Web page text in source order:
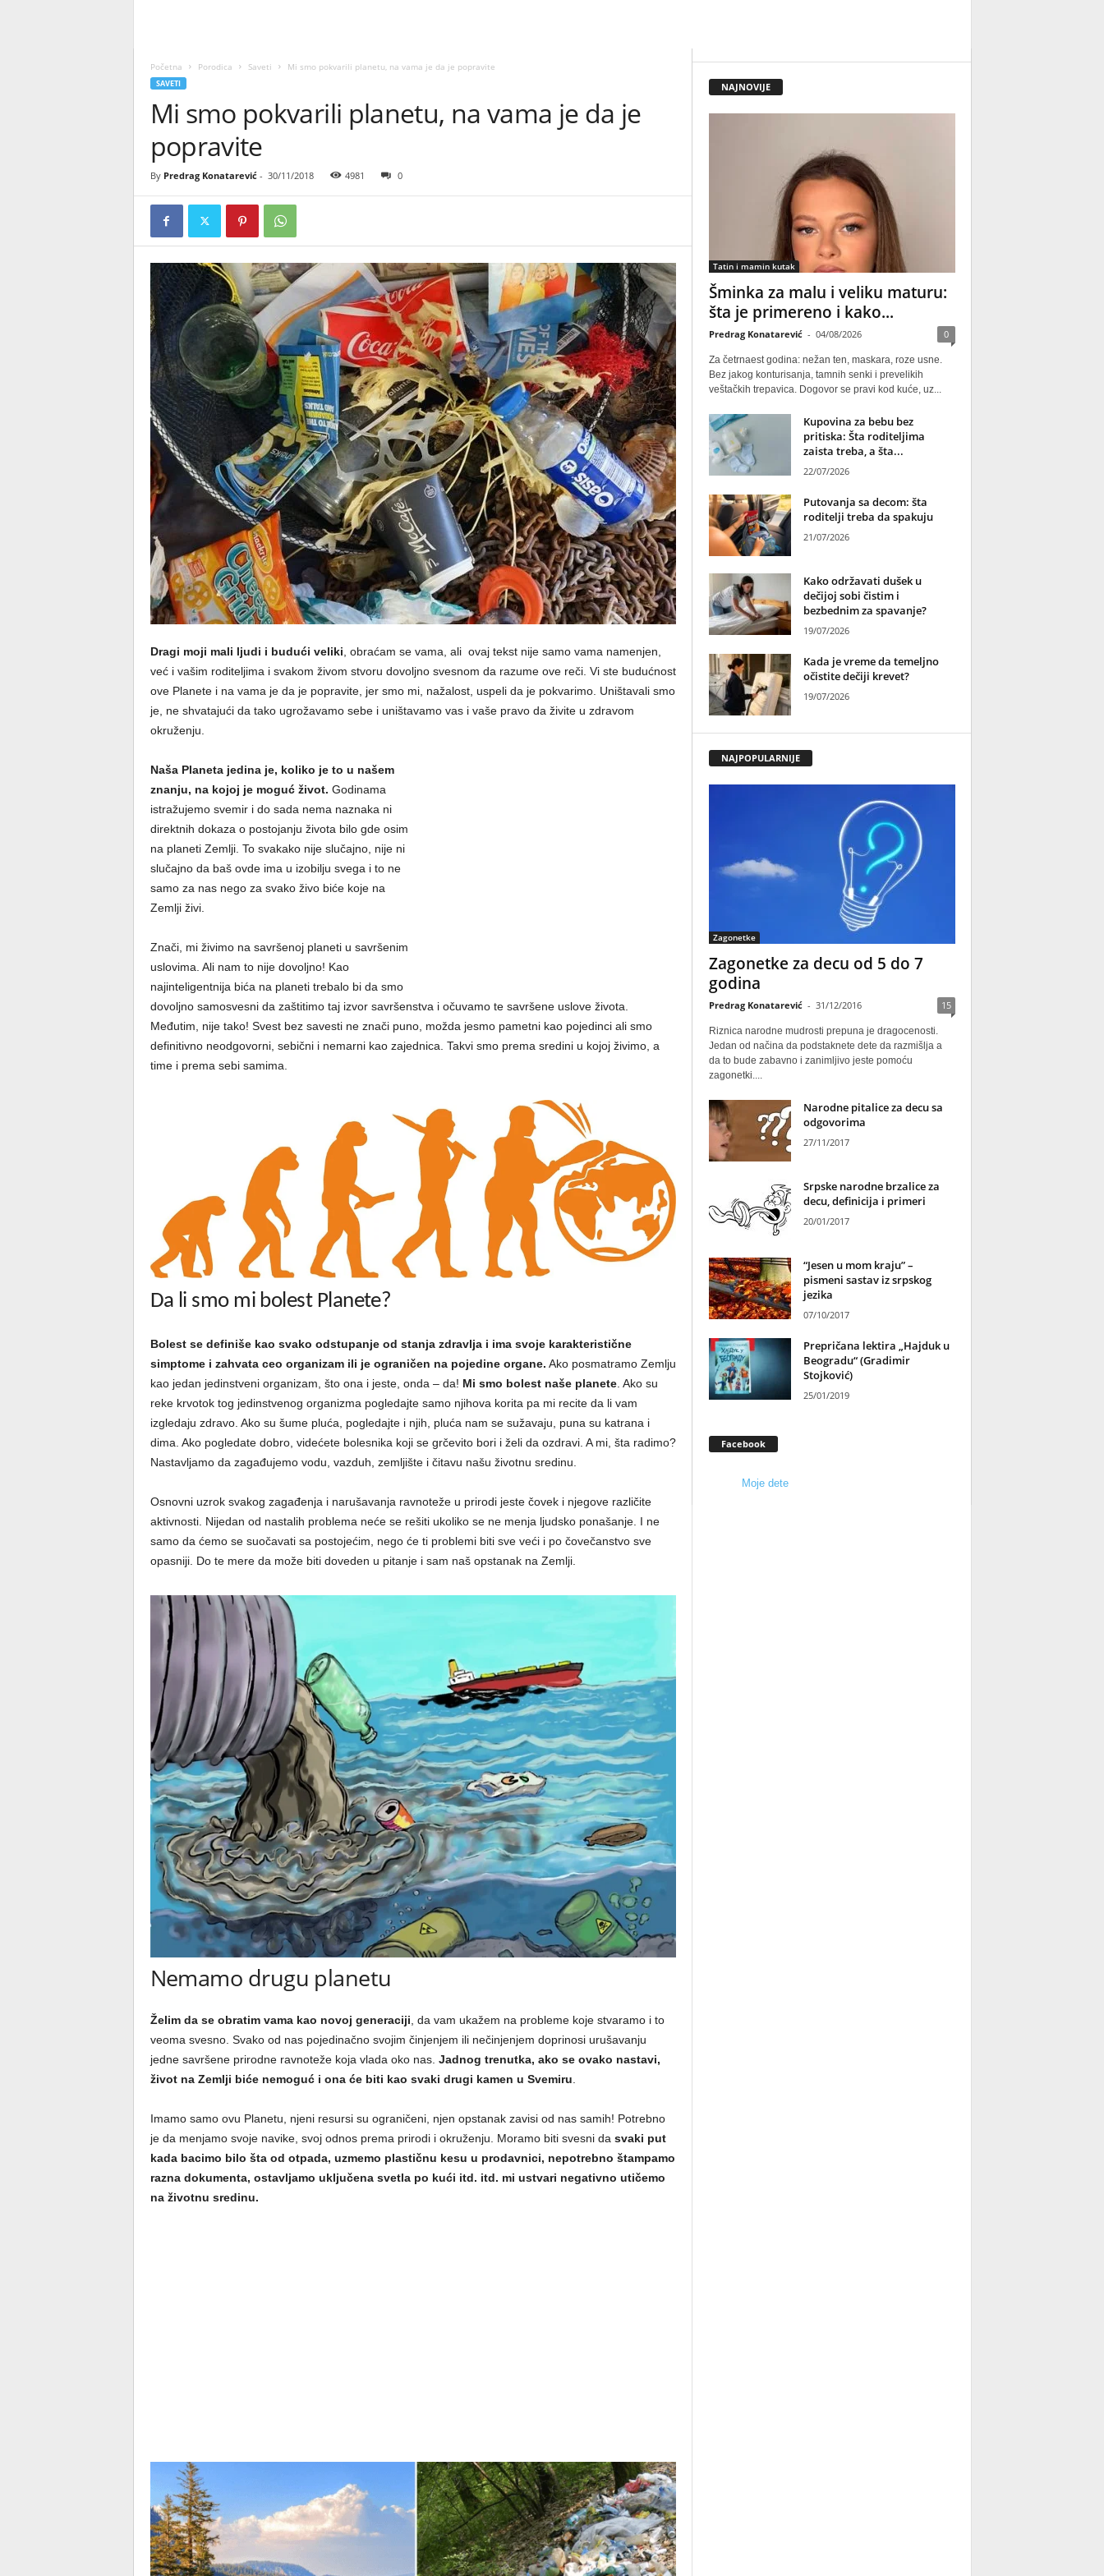
Početna Porodica Saveti Mi smo pokvarili planetu, na vama je da je popravite
SAVETI
Mi smo pokvarili planetu, na vama je da je
popravite
By Predrag Konatarević- 30/11/2018 4981 0
Dragi moji mali ljudi i budući veliki , obraćam se vama, ali ovaj tekst nije samo vama namenjen,
već i vašim roditeljima i svakom živom stvoru dovoljno svesnom da razume ove reči. Vi ste budućnost
ove Planete i na vama je da je popravite, jer smo mi, nažalost, uspeli da je pokvarimo. Uništavali smo
je, ne shvatajući da tako ugrožavamo sebe i uništavamo vas i vaše pravo da živite u zdravom
okruženju.
Naša Planeta jedina je, koliko je to u našem
znanju, na kojoj je moguć život. Godinama
istražujemo svemir i do sada nema naznaka ni
direktnih dokaza o postojanju života bilo gde osim
na planeti Zemlji. To svakako nije slučajno, nije ni
slučajno da baš ovde ima u izobilju svega i to ne
samo za nas nego za svako živo biće koje na
Zemlji živi.
Znači, mi živimo na savršenoj planeti u savršenim
uslovima. Ali nam to nije dovoljno! Kao
najinteligentnija bića na planeti trebalo bi da smo
dovoljno samosvesni da zaštitimo taj izvor savršenstva i očuvamo te savršene uslove života.
Međutim, nije tako! Svest bez savesti ne znači puno, možda jesmo pametni kao pojedinci ali smo
definitivno neodgovorni, sebični i nemarni kao zajednica. Takvi smo prema sredini u kojoj živimo, a
time i prema sebi samima.
Da li smo mi bolest Planete?
Bolest se definiše kao svako odstupanje od stanja zdravlja i ima svoje karakteristične
simptome i zahvata ceo organizam ili je ograničen na pojedine organe. Ako posmatramo Zemlju
kao jedan jedinstveni organizam, što ona i jeste, onda – da! Mi smo bolest naše planete. Ako su
reke krvotok tog jedinstvenog organizma pogledajte samo njihova korita pa mi recite da li vam
izgledaju zdravo. Ako su šume pluća, pogledajte i njih, pluća nam se sužavaju, puna su katrana i
dima. Ako pogledate dobro, videćete bolesnika koji se grčevito bori i želi da ozdravi. A mi, šta radimo?
Nastavljamo da zagađujemo vodu, vazduh, zemljište i čitavu našu životnu sredinu.
Osnovni uzrok svakog zagađenja i narušavanja ravnoteže u prirodi jeste čovek i njegove različite
aktivnosti. Nijedan od nastalih problema neće se rešiti ukoliko se ne menja ljudsko ponašanje. I ne
samo da ćemo se suočavati sa postojećim, nego će ti problemi biti sve veći i po čovečanstvo sve
opasniji. Do te mere da može biti doveden u pitanje i sam naš opstanak na Zemlji.
Nemamo drugu planetu
Želim da se obratim vama kao novoj generaciji , da vam ukažem na probleme koje stvaramo i to
veoma svesno. Svako od nas pojedinačno svojim činjenjem ili nečinjenjem doprinosi urušavanju
jedne savršene prirodne ravnoteže koja vlada oko nas. Jadnog trenutka, ako se ovako nastavi,
život na Zemlji biće nemoguć i ona će biti kao svaki drugi kamen u Svemiru
Imamo samo ovu Planetu, njeni resursi su ograničeni, njen opstanak zavisi od nas samih! Potrebno
je da menjamo svoje navike, svoj odnos prema prirodi i okruženju. Moramo biti svesni da svaki put
kada bacimo bilo šta od otpada, uzmemo plastičnu kesu u prodavnici, nepotrebno štampamo
razna dokumenta, ostavljamo uključena svetla po kući itd. itd. mi ustvari negativno utičemo
na životnu sredinu.
NAJNOVIJE
Tatin i mamin kutak
Šminka za malu i veliku maturu:
šta je primereno i kako...
Predrag Konatarević - 04/08/2026 0
Za četrnaest godina: nežan ten, maskara, roze usne.
Bez jakog konturisanja, tamnih senki i prevelikih
veštačkih trepavica. Dogovor se pravi kod kuće, uz...
Kupovina za bebu bez
pritiska: Šta roditeljima
zaista treba, a šta...
22/07/2026
Putovanja sa decom: šta
roditelji treba da spakuju
21/07/2026
Kako održavati dušek u
dečijoj sobi čistim i
bezbednim za spavanje?
19/07/2026
Kada je vreme da temeljno
očistite dečiji krevet?
19/07/2026
NAJPOPULARNIJE
Zagonetke
Zagonetke za decu od 5 do 7
godina
Predrag Konatarević - 31/12/2016 15
Riznica narodne mudrosti prepuna je dragocenosti.
Jedan od načina da podstaknete dete da razmišlja a
da to bude zabavno i zanimljivo jeste pomoću
zagonetki....
Narodne pitalice za decu sa
odgovorima
27/11/2017
Srpske narodne brzalice za
decu, definicija i primeri
20/01/2017
“Jesen u mom kraju” –
pismeni sastav iz srpskog
jezika
07/10/2017
Prepričana lektira „Hajduk u
Beogradu“ (Gradimir
Stojković)
25/01/2019
Facebook
Moje dete